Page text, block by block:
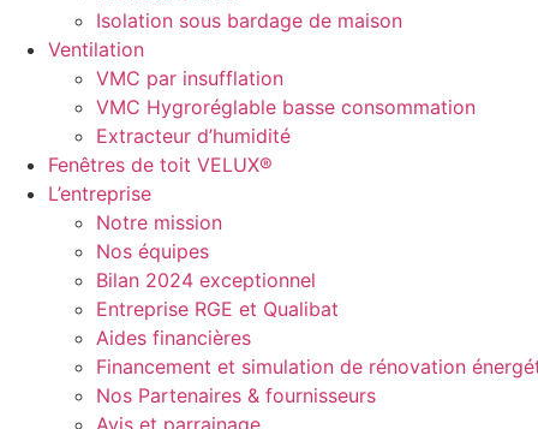
Isolation sous bardage de maison
Ventilation
VMC par insufflation
VMC Hygroréglable basse consommation
Extracteur d’humidité
Fenêtres de toit VELUX®
L’entreprise
Notre mission
Nos équipes
Bilan 2024 exceptionnel
Entreprise RGE et Qualibat
Aides financières
Financement et simulation de rénovation
Nos Partenaires & fournisseurs
Avis et parrainage